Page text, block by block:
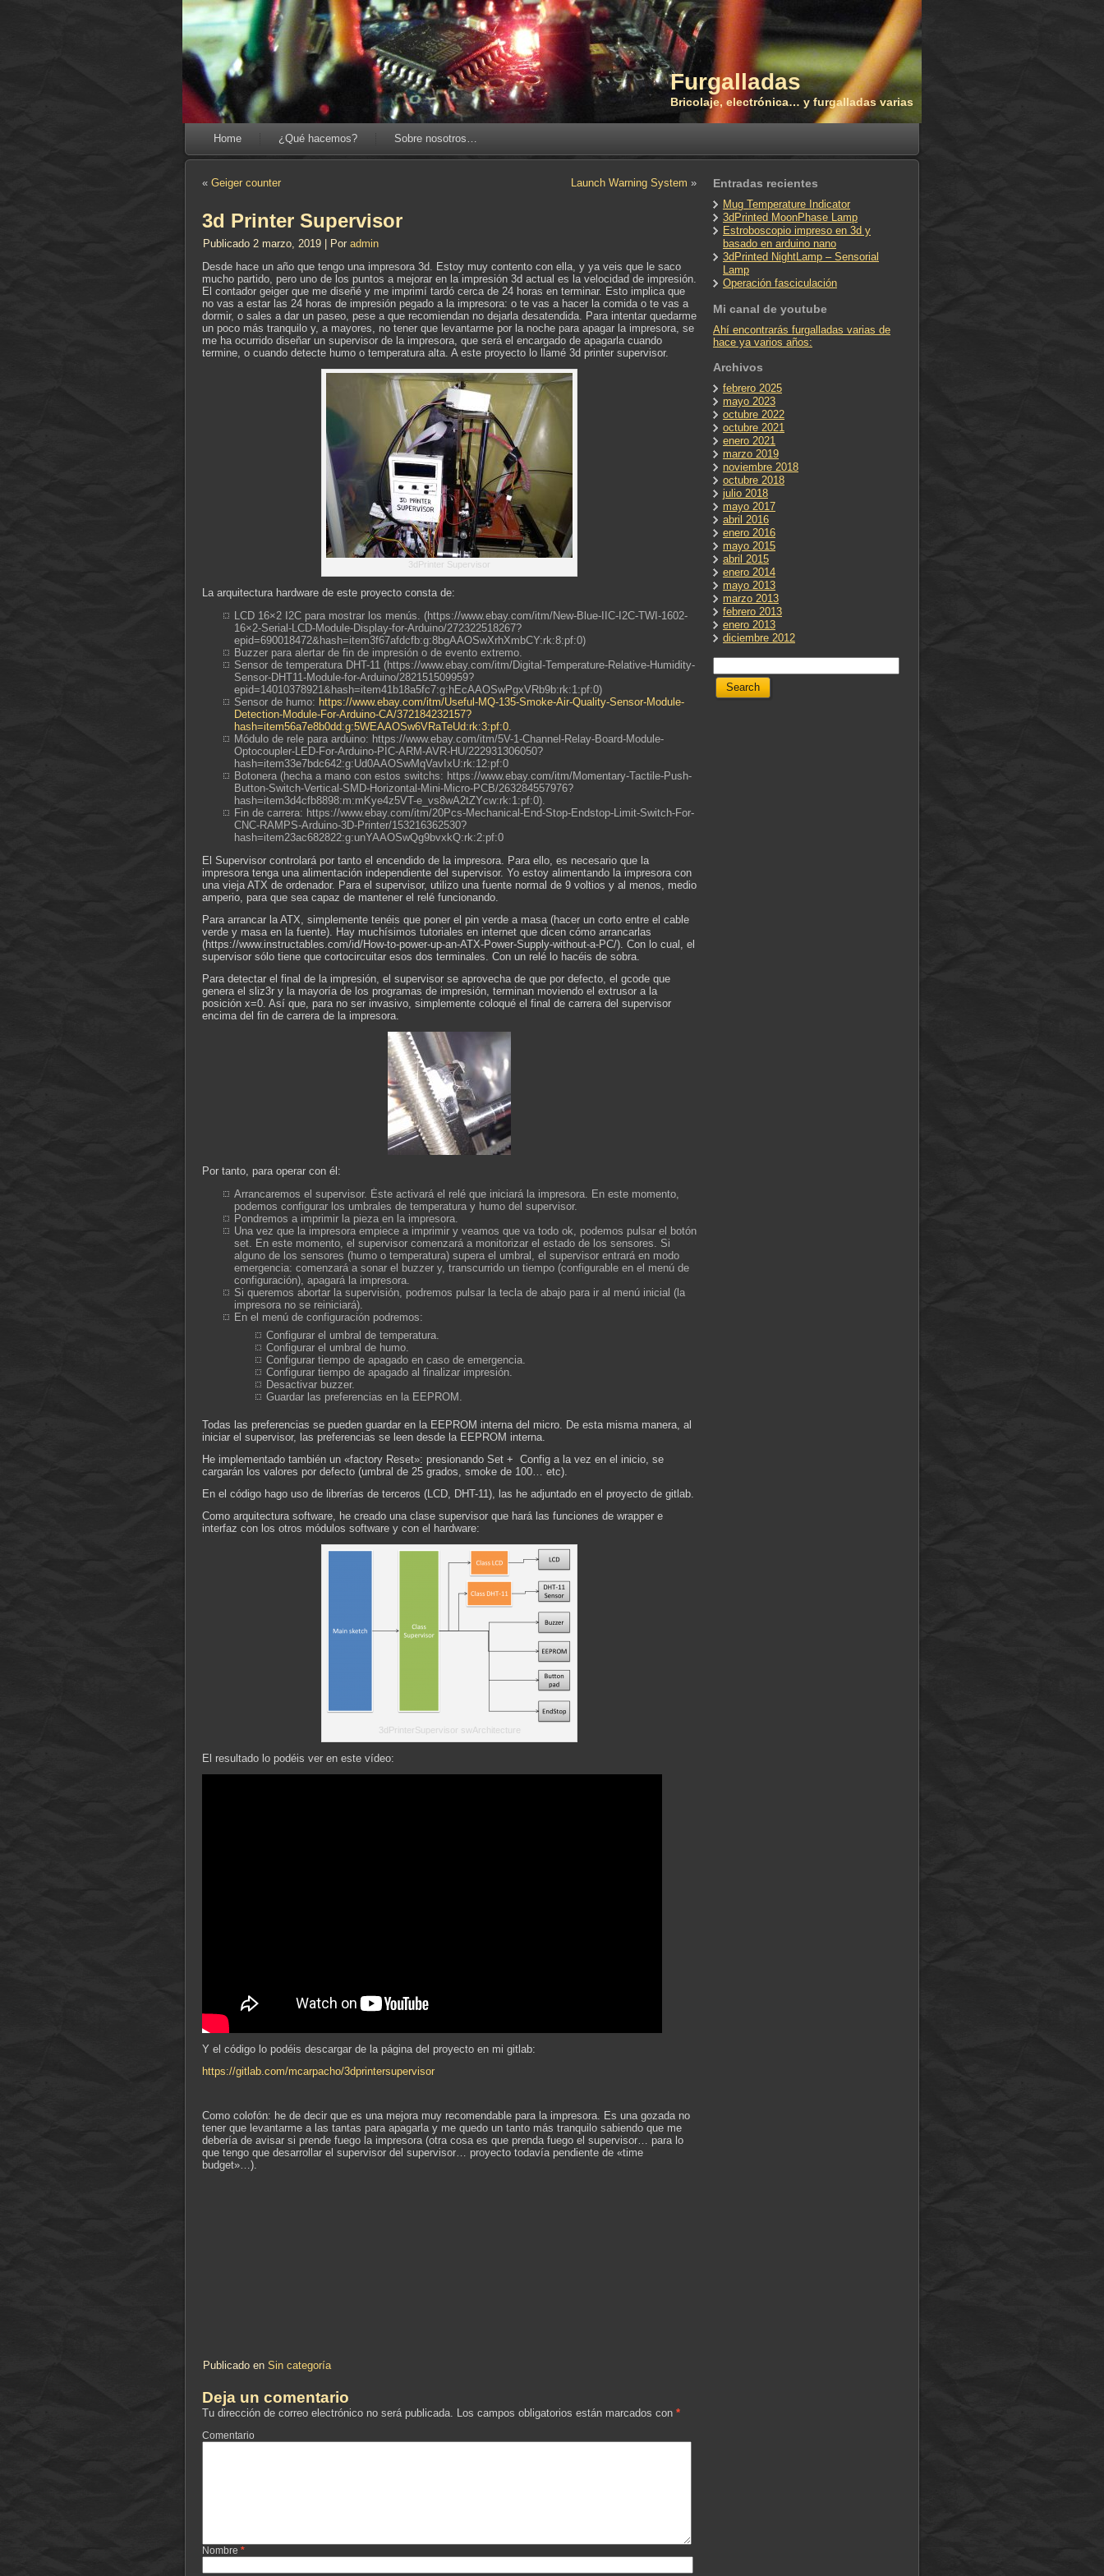
Furgalladas
Bricolaje, electrónica… y furgalladas varias
Home ¿Qué hacemos? Sobre nosotros…
« Geiger counter Launch Warning System »
3d Printer Supervisor
Publicado 2 marzo, 2019 Por admin
Desde hace un año que tengo una impresora 3d. Estoy muy contento con ella, y ya veis que le saco
mucho partido, pero uno de los puntos a mejorar en la impresión 3d actual es la velocidad de impresión.
El contador geiger que me diseñé y me imprimí tardó cerca de 24 horas en terminar. Esto implica que
no vas a estar las 24 horas de impresión pegado a la impresora: o te vas a hacer la comida o te vas a
dormir, o sales a dar un paseo, pese a que recomiendan no dejarla desatendida. Para intentar quedarme
un poco más tranquilo y, a mayores, no tener que levantarme por la noche para apagar la impresora, se
me ha ocurrido diseñar un supervisor de la impresora, que será el encargado de apagarla cuando
termine, o cuando detecte humo o temperatura alta. A este proyecto lo llamé 3d printer supervisor.
3dPrinter Supervisor
La arquitectura hardware de este proyecto consta de:
LCD 16×2 I2C para mostrar los menús. (https://www.ebay.com/itm/New-Blue-IIC-I2C-TWI-1602-
16×2-Serial-LCD-Module-Display-for-Arduino/272322518267?
epid=690018472&hash=item3f67afdcfb:g:8bgAAOSwXrhXmbCY:rk:8:pf:0)
Buzzer para alertar de fin de impresión o de evento extremo.
Sensor de temperatura DHT-11 (https://www.ebay.com/itm/Digital-Temperature-Relative-Humidity-
Sensor-DHT11-Module-for-Arduino/282151509959?
epid=14010378921&hash=item41b18a5fc7:g:hEcAAOSwPgxVRb9b:rk:1:pf:0)
Sensor de humo: https://www.ebay.com/itm/Useful-MQ-135-Smoke-Air-Quality-Sensor-Module-
Detection-Module-For-Arduino-CA/372184232157?
hash=item56a7e8b0dd:g:5WEAAOSw6VRaTeUd:rk:3:pf:0.
Módulo de rele para arduino: https://www.ebay.com/itm/5V-1-Channel-Relay-Board-Module-
Optocoupler-LED-For-Arduino-PIC-ARM-AVR-HU/222931306050?
hash=item33e7bdc642:g:Ud0AAOSwMqVavIxU:rk:12:pf:0
Botonera (hecha a mano con estos switchs: https://www.ebay.com/itm/Momentary-Tactile-Push-
Button-Switch-Vertical-SMD-Horizontal-Mini-Micro-PCB/263284557976?
hash=item3d4cfb8898:m:mKye4z5VT-e_vs8wA2tZYcw:rk:1:pf:0).
Fin de carrera: https://www.ebay.com/itm/20Pcs-Mechanical-End-Stop-Endstop-Limit-Switch-For-
CNC-RAMPS-Arduino-3D-Printer/153216362530?
hash=item23ac682822:g:unYAAOSwQg9bvxkQ:rk:2:pf:0
El Supervisor controlará por tanto el encendido de la impresora. Para ello, es necesario que la
impresora tenga una alimentación independiente del supervisor. Yo estoy alimentando la impresora con
una vieja ATX de ordenador. Para el supervisor, utilizo una fuente normal de 9 voltios y al menos, medio
amperio, para que sea capaz de mantener el relé funcionando.
Para arrancar la ATX, simplemente tenéis que poner el pin verde a masa (hacer un corto entre el cable
verde y masa en la fuente). Hay muchísimos tutoriales en internet que dicen cómo arrancarlas
(https://www.instructables.com/id/How-to-power-up-an-ATX-Power-Supply-without-a-PC/). Con lo cual, el
supervisor sólo tiene que cortocircuitar esos dos terminales. Con un relé lo hacéis de sobra.
Para detectar el final de la impresión, el supervisor se aprovecha de que por defecto, el gcode que
genera el sliz3r y la mayoría de los programas de impresión, terminan moviendo el extrusor a la
posición x=0. Así que, para no ser invasivo, simplemente coloqué el final de carrera del supervisor
encima del fin de carrera de la impresora.
Por tanto, para operar con él:
Arrancaremos el supervisor. Éste activará el relé que iniciará la impresora. En este momento,
podemos configurar los umbrales de temperatura y humo del supervisor.
Pondremos a imprimir la pieza en la impresora.
Una vez que la impresora empiece a imprimir y veamos que va todo ok, podemos pulsar el botón
set. En este momento, el supervisor comenzará a monitorizar el estado de los sensores. Si
alguno de los sensores (humo o temperatura) supera el umbral, el supervisor entrará en modo
emergencia: comenzará a sonar el buzzer y, transcurrido un tiempo (configurable en el menú de
configuración), apagará la impresora.
Si queremos abortar la supervisión, podremos pulsar la tecla de abajo para ir al menú inicial (la
impresora no se reiniciará).
En el menú de configuración podremos:
Configurar el umbral de temperatura.
Configurar el umbral de humo.
Configurar tiempo de apagado en caso de emergencia.
Configurar tiempo de apagado al finalizar impresión.
Desactivar buzzer.
Guardar las preferencias en la EEPROM.
Todas las preferencias se pueden guardar en la EEPROM interna del micro. De esta misma manera, al
iniciar el supervisor, las preferencias se leen desde la EEPROM interna.
He implementado también un «factory Reset»: presionando Set + Config a la vez en el inicio, se
cargarán los valores por defecto (umbral de 25 grados, smoke de 100… etc).
En el código hago uso de librerías de terceros (LCD, DHT-11), las he adjuntado en el proyecto de gitlab.
Como arquitectura software, he creado una clase supervisor que hará las funciones de wrapper e
interfaz con los otros módulos software y con el hardware:
3dPrinterSupervisor swArchitecture
El resultado lo podéis ver en este vídeo:
Y el código lo podéis descargar de la página del proyecto en mi gitlab:
https://gitlab.com/mcarpacho/3dprintersupervisor
Como colofón: he de decir que es una mejora muy recomendable para la impresora. Es una gozada no
tener que levantarme a las tantas para apagarla y me quedo un tanto más tranquilo sabiendo que me
debería de avisar si prende fuego la impresora (otra cosa es que prenda fuego el supervisor… para lo
que tengo que desarrollar el supervisor del supervisor… proyecto todavía pendiente de «time
budget»…).
Publicado en Sin categoría
Deja un comentario
Tu dirección de correo electrónico no será publicada. Los campos obligatorios están marcados con *
Comentario
Nombre *
Entradas recientes
Mug Temperature Indicator
3dPrinted MoonPhase Lamp
Estroboscopio impreso en 3d y
basado en arduino nano
3dPrinted NightLamp – Sensorial
Lamp
Operación fasciculación
Mi canal de youtube
Ahí encontrarás furgalladas varias de
hace ya varios años:
Archivos
febrero 2025
mayo 2023
octubre 2022
octubre 2021
enero 2021
marzo 2019
noviembre 2018
octubre 2018
julio 2018
mayo 2017
abril 2016
enero 2016
mayo 2015
abril 2015
enero 2014
mayo 2013
marzo 2013
febrero 2013
enero 2013
diciembre 2012